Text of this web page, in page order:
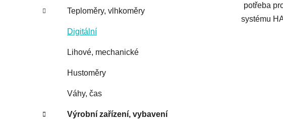
Teploměry, vlhkoměry
Digitální
Lihové, mechanické
Hustoměry
Váhy, čas
Výrobní zařízení, vybavení
potřeba
systému